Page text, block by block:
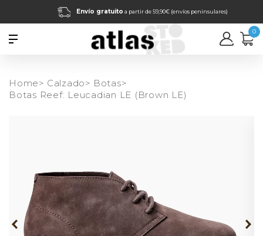
Envío gratuito a partir de 59,90€ (envíos peninsulares)
0
Home> Calzado> Botas>
Botas Reef: Leucadian LE (Brown LE)